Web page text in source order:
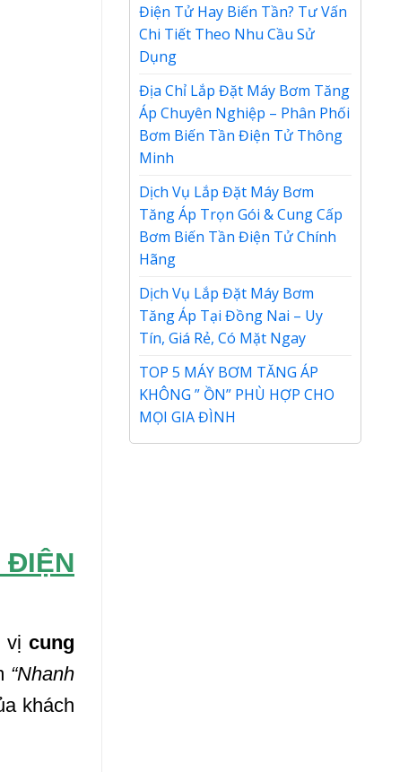
vịcung
“Nhanh
khách
Điện Tử Hay Biến Tần? Tư Vấn
Chi Tiết Theo Nhu Cầu Sử
Dụng
Địa Chỉ Lắp Đặt Máy Bơm Tăng
Áp Chuyên Nghiệp – Phân Phối
Bơm Biến Tần Điện Tử Thông
Minh
Dịch Vụ Lắp Đặt Máy Bơm
Tăng Áp Trọn Gói & Cung Cấp
Bơm Biến Tần Điện Tử Chính
Hãng
Dịch Vụ Lắp Đặt Máy Bơm
Tăng Áp Tại Đồng Nai – Uy
Tín, Giá Rẻ, Có Mặt Ngay
TOP 5 MÁY BƠM TĂNG ÁP
KHÔNG ” ỒN” PHÙ HỢP CHO
MỌI GIA ĐÌNH